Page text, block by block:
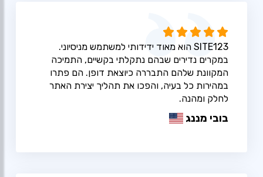
SITE123 הוא מאוד ידידותי למשתמש מניסיוני.
במקרים נדירים שבהם נתקלתי בקשיים, התמיכה
המקוונת שלהם התבררה כיוצאת דופן. הם פתרו
במהירות כל בעיה, והפכו את תהליך יצירת האתר
לחלק ומהנה.
בובי מננג